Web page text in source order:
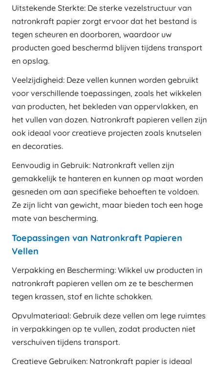
Uitstekende Sterkte: De sterke vezelstructuur van
natronkraft papier zorgt ervoor dat het bestand is
tegen scheuren en doorboren, waardoor uw
producten goed beschermd blijven tijdens transport
en opslag.
Veelzijdigheid: Deze vellen kunnen worden gebruikt
voor verschillende toepassingen, zoals het wikkelen
van producten, het bekleden van oppervlakken, en
het vullen van dozen. Natronkraft papieren vellen zijn
ook ideaal voor creatieve projecten zoals knutselen
en decoraties.
Eenvoudig in Gebruik: Natronkraft vellen zijn
gemakkelijk te hanteren en kunnen op maat worden
gesneden om aan specifieke behoeften te voldoen.
Ze zijn licht van gewicht, maar bieden toch een hoge
mate van bescherming.
Toepassingen van Natronkraft Papieren
Vellen
Verpakking en Bescherming: Wikkel uw producten in
natronkraft papieren vellen om ze te beschermen
tegen krassen, stof en lichte schokken.
Opvulmateriaal: Gebruik deze vellen om lege ruimtes
in verpakkingen op te vullen, zodat producten niet
verschuiven tijdens transport.
Creatieve Gebruiken: Natronkraft papier is ideaal